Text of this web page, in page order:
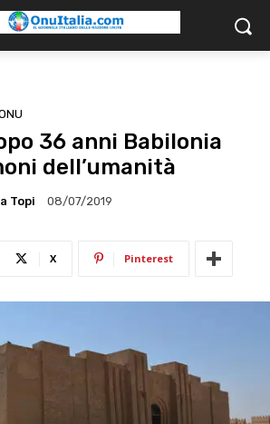
36 anni Babilonia
dell’umanità
Topi 08/07/2019
X Pinterest